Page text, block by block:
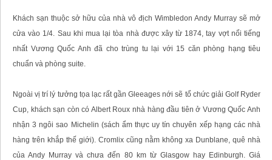
Khách sạn thuộc sở hữu của nhà vô địch Wimbledon Andy Murray sẽ mở
cửa vào 1/4. Sau khi mua lại tòa nhà được xây từ 1874, tay vợt nổi tiếng
nhất Vương Quốc Anh đã cho trùng tu lại với 15 căn phòng hạng tiêu
chuẩn và phòng suite.
Ngoài vị trí lý tưởng tọa lạc rất gần Gleeages nới sẽ tổ chức giải Golf Ryder
Cup, khách sạn còn có Albert Roux nhà hàng đầu tiên ở Vương Quốc Anh
nhận 3 ngôi sao Michelin (sách ẩm thực uy tín chuyên xếp hạng các nhà
hàng trên khắp thế giới). Cromlix cũng nằm không xa Dunblane, quê nhà
của Andy Murray và chưa đến 80 km từ Glasgow hay Edinburgh. Giá